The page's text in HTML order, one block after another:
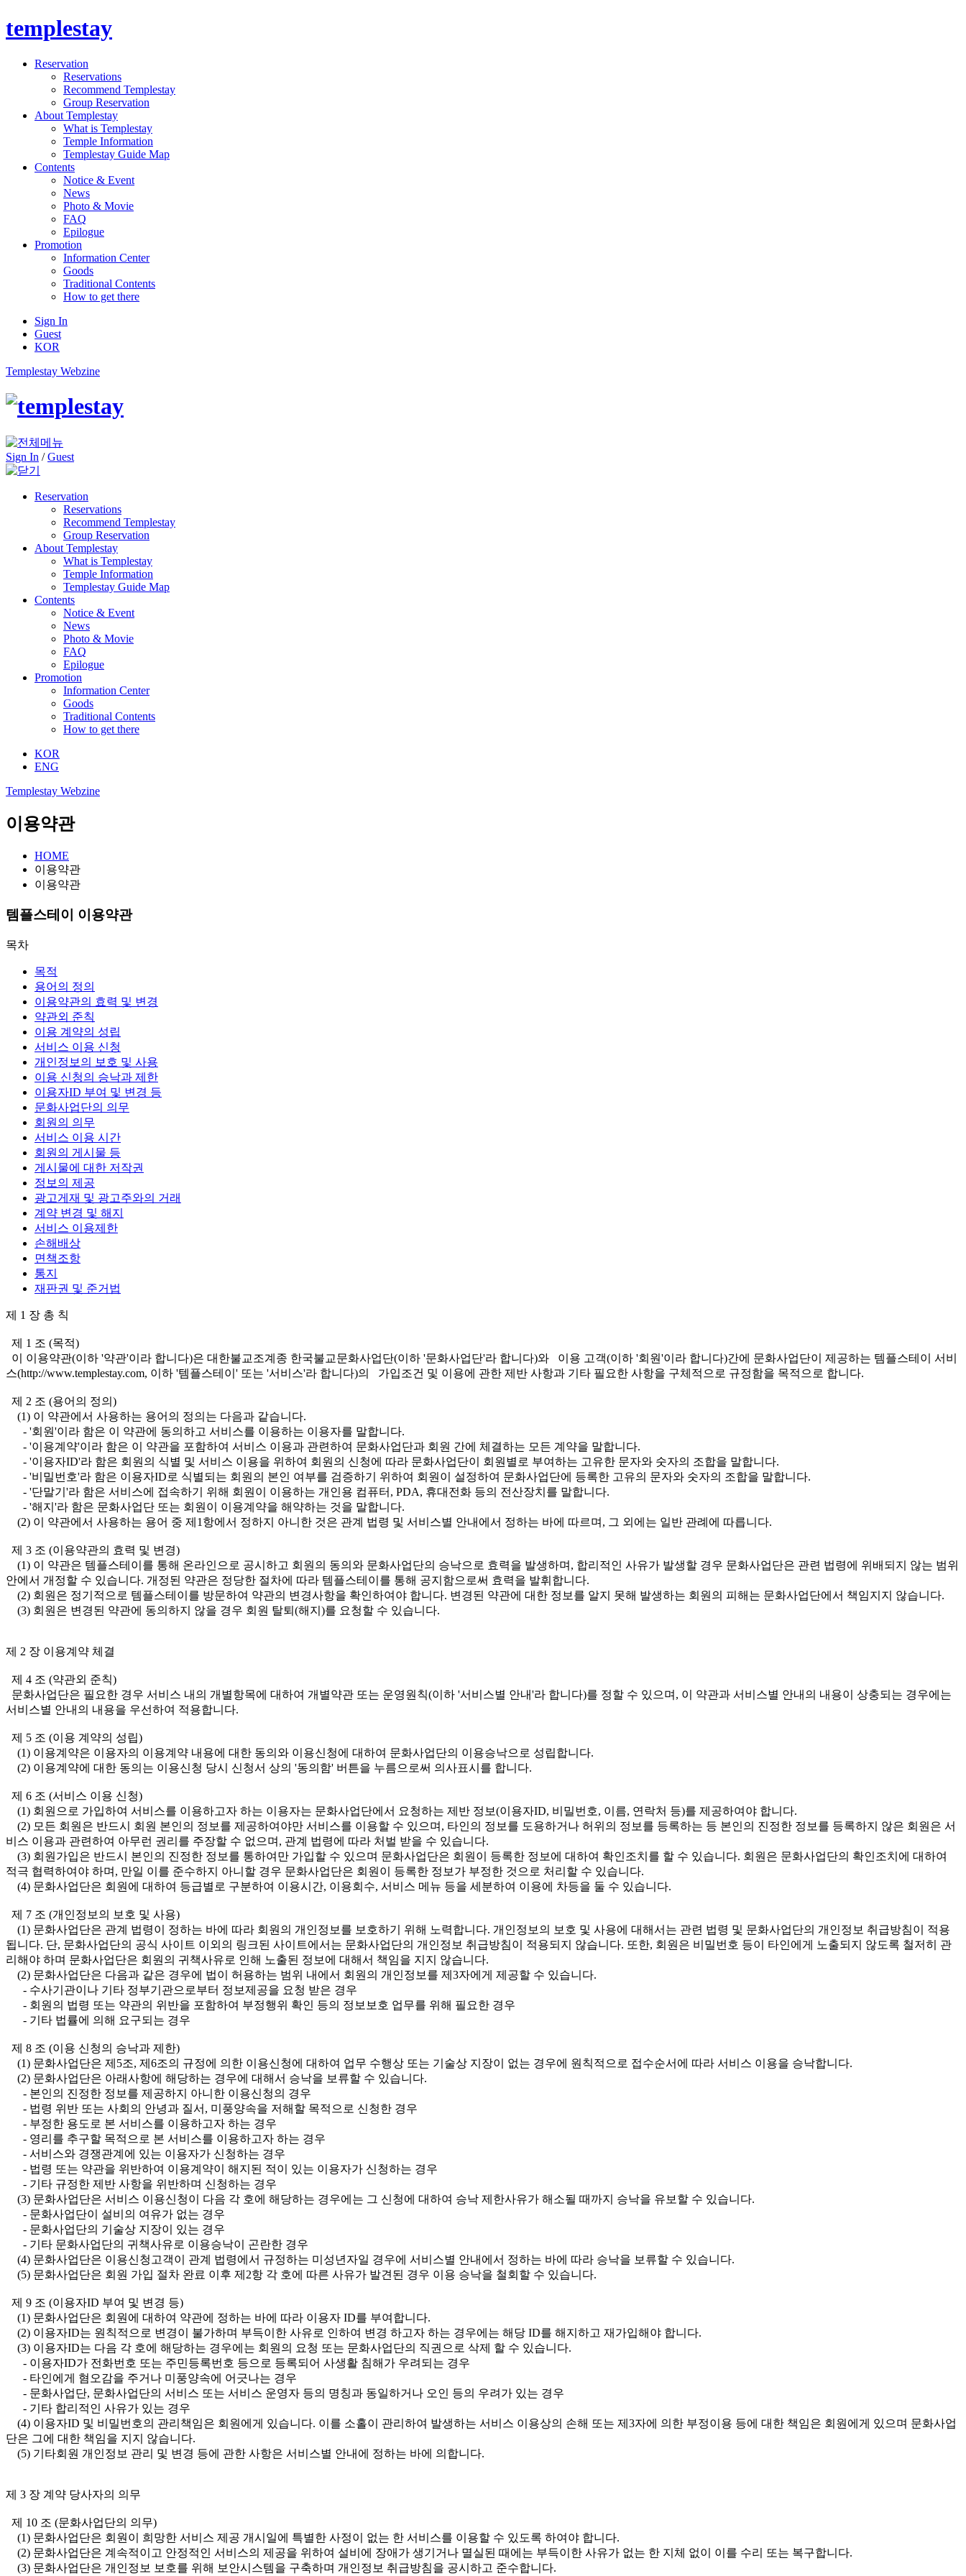
templestay
Reservation
Reservations
Recommend Templestay
Group Reservation
About Templestay
What is Templestay
Temple Information
Templestay Guide Map
Contents
Notice & Event
News
Photo & Movie
FAQ
Epilogue
Promotion
Information Center
Goods
Traditional Contents
How to get there
Sign In
Guest
KOR
Templestay Webzine
Sign In /Guest
Reservation
Reservations
Recommend Templestay
Group Reservation
About Templestay
What is Templestay
Temple Information
Templestay Guide Map
Contents
Notice & Event
News
Photo & Movie
FAQ
Epilogue
Promotion
Information Center
Goods
Traditional Contents
How to get there
KOR
ENG
Templestay Webzine
이용약관
HOME
이용약관
이용약관
템플스테이 이용약관
목차
목적
용어의 정의
이용약관의 효력 및 변경
약관외 준칙
이용 계약의 성립
서비스 이용 신청
개인정보의 보호 및 사용
이용 신청의 승낙과 제한
이용자ID 부여 및 변경 등
문화사업단의 의무
회원의 의무
서비스 이용 시간
회원의 게시물 등
게시물에 대한 저작권
정보의 제공
광고게재 및 광고주와의 거래
계약 변경 및 해지
서비스 이용제한
손해배상
면책조항
통지
재판권 및 준거법
제 1 장 총 칙
제 1 조 (목적)
이 이용약관(이하 '약관'이라 합니다)은 대한불교조계종 한국불교문화사업단(이하 '문화사업단'라 합니다)와 이용 고객(이하 '회원'이라 합니다)간에 문화사업단이 제공하는 템플스테이 서비
스(http://www.templestay.com, 이하 '템플스테이' 또는 '서비스'라 합니다)의 가입조건 및 이용에 관한 제반 사항과 기타 필요한 사항을 구체적으로 규정함을 목적으로 합니다.
제 2 조 (용어의 정의)
(1) 이 약관에서 사용하는 용어의 정의는 다음과 같습니다.
- '회원'이라 함은 이 약관에 동의하고 서비스를 이용하는 이용자를 말합니다.
- '이용계약'이라 함은 이 약관을 포함하여 서비스 이용과 관련하여 문화사업단과 회원 간에 체결하는 모든 계약을 말합니다.
- '이용자ID'라 함은 회원의 식별 및 서비스 이용을 위하여 회원의 신청에 따라 문화사업단이 회원별로 부여하는 고유한 문자와 숫자의 조합을 말합니다.
- '비밀번호'라 함은 이용자ID로 식별되는 회원의 본인 여부를 검증하기 위하여 회원이 설정하여 문화사업단에 등록한 고유의 문자와 숫자의 조합을 말합니다.
- '단말기'라 함은 서비스에 접속하기 위해 회원이 이용하는 개인용 컴퓨터, PDA, 휴대전화 등의 전산장치를 말합니다.
- '해지'라 함은 문화사업단 또는 회원이 이용계약을 해약하는 것을 말합니다.
(2) 이 약관에서 사용하는 용어 중 제1항에서 정하지 아니한 것은 관계 법령 및 서비스별 안내에서 정하는 바에 따르며, 그 외에는 일반 관례에 따릅니다.
제 3 조 (이용약관의 효력 및 변경)
(1) 이 약관은 템플스테이를 통해 온라인으로 공시하고 회원의 동의와 문화사업단의 승낙으로 효력을 발생하며, 합리적인 사유가 발생할 경우 문화사업단은 관련 법령에 위배되지 않는 범위
안에서 개정할 수 있습니다. 개정된 약관은 정당한 절차에 따라 템플스테이를 통해 공지함으로써 효력을 발휘합니다.
(2) 회원은 정기적으로 템플스테이를 방문하여 약관의 변경사항을 확인하여야 합니다. 변경된 약관에 대한 정보를 알지 못해 발생하는 회원의 피해는 문화사업단에서 책임지지 않습니다.
(3) 회원은 변경된 약관에 동의하지 않을 경우 회원 탈퇴(해지)를 요청할 수 있습니다.
제 2 장 이용계약 체결
제 4 조 (약관외 준칙)
문화사업단은 필요한 경우 서비스 내의 개별항목에 대하여 개별약관 또는 운영원칙(이하 '서비스별 안내'라 합니다)를 정할 수 있으며, 이 약관과 서비스별 안내의 내용이 상충되는 경우에는
서비스별 안내의 내용을 우선하여 적용합니다.
제 5 조 (이용 계약의 성립)
(1) 이용계약은 이용자의 이용계약 내용에 대한 동의와 이용신청에 대하여 문화사업단의 이용승낙으로 성립합니다.
(2) 이용계약에 대한 동의는 이용신청 당시 신청서 상의 '동의함' 버튼을 누름으로써 의사표시를 합니다.
제 6 조 (서비스 이용 신청)
(1) 회원으로 가입하여 서비스를 이용하고자 하는 이용자는 문화사업단에서 요청하는 제반 정보(이용자ID, 비밀번호, 이름, 연락처 등)를 제공하여야 합니다.
(2) 모든 회원은 반드시 회원 본인의 정보를 제공하여야만 서비스를 이용할 수 있으며, 타인의 정보를 도용하거나 허위의 정보를 등록하는 등 본인의 진정한 정보를 등록하지 않은 회원은 서
비스 이용과 관련하여 아무런 권리를 주장할 수 없으며, 관계 법령에 따라 처벌 받을 수 있습니다.
(3) 회원가입은 반드시 본인의 진정한 정보를 통하여만 가입할 수 있으며 문화사업단은 회원이 등록한 정보에 대하여 확인조치를 할 수 있습니다. 회원은 문화사업단의 확인조치에 대하여
적극 협력하여야 하며, 만일 이를 준수하지 아니할 경우 문화사업단은 회원이 등록한 정보가 부정한 것으로 처리할 수 있습니다.
(4) 문화사업단은 회원에 대하여 등급별로 구분하여 이용시간, 이용회수, 서비스 메뉴 등을 세분하여 이용에 차등을 둘 수 있습니다.
제 7 조 (개인정보의 보호 및 사용)
(1) 문화사업단은 관계 법령이 정하는 바에 따라 회원의 개인정보를 보호하기 위해 노력합니다. 개인정보의 보호 및 사용에 대해서는 관련 법령 및 문화사업단의 개인정보 취급방침이 적용
됩니다. 단, 문화사업단의 공식 사이트 이외의 링크된 사이트에서는 문화사업단의 개인정보 취급방침이 적용되지 않습니다. 또한, 회원은 비밀번호 등이 타인에게 노출되지 않도록 철저히 관
리해야 하며 문화사업단은 회원의 귀책사유로 인해 노출된 정보에 대해서 책임을 지지 않습니다.
(2) 문화사업단은 다음과 같은 경우에 법이 허용하는 범위 내에서 회원의 개인정보를 제3자에게 제공할 수 있습니다.
- 수사기관이나 기타 정부기관으로부터 정보제공을 요청 받은 경우
- 회원의 법령 또는 약관의 위반을 포함하여 부정행위 확인 등의 정보보호 업무를 위해 필요한 경우
- 기타 법률에 의해 요구되는 경우
제 8 조 (이용 신청의 승낙과 제한)
(1) 문화사업단은 제5조, 제6조의 규정에 의한 이용신청에 대하여 업무 수행상 또는 기술상 지장이 없는 경우에 원칙적으로 접수순서에 따라 서비스 이용을 승낙합니다.
(2) 문화사업단은 아래사항에 해당하는 경우에 대해서 승낙을 보류할 수 있습니다.
- 본인의 진정한 정보를 제공하지 아니한 이용신청의 경우
- 법령 위반 또는 사회의 안녕과 질서, 미풍양속을 저해할 목적으로 신청한 경우
- 부정한 용도로 본 서비스를 이용하고자 하는 경우
- 영리를 추구할 목적으로 본 서비스를 이용하고자 하는 경우
- 서비스와 경쟁관계에 있는 이용자가 신청하는 경우
- 법령 또는 약관을 위반하여 이용계약이 해지된 적이 있는 이용자가 신청하는 경우
- 기타 규정한 제반 사항을 위반하며 신청하는 경우
(3) 문화사업단은 서비스 이용신청이 다음 각 호에 해당하는 경우에는 그 신청에 대하여 승낙 제한사유가 해소될 때까지 승낙을 유보할 수 있습니다.
- 문화사업단이 설비의 여유가 없는 경우
- 문화사업단의 기술상 지장이 있는 경우
- 기타 문화사업단의 귀책사유로 이용승낙이 곤란한 경우
(4) 문화사업단은 이용신청고객이 관계 법령에서 규정하는 미성년자일 경우에 서비스별 안내에서 정하는 바에 따라 승낙을 보류할 수 있습니다.
(5) 문화사업단은 회원 가입 절차 완료 이후 제2항 각 호에 따른 사유가 발견된 경우 이용 승낙을 철회할 수 있습니다.
제 9 조 (이용자ID 부여 및 변경 등)
(1) 문화사업단은 회원에 대하여 약관에 정하는 바에 따라 이용자 ID를 부여합니다.
(2) 이용자ID는 원칙적으로 변경이 불가하며 부득이한 사유로 인하여 변경 하고자 하는 경우에는 해당 ID를 해지하고 재가입해야 합니다.
(3) 이용자ID는 다음 각 호에 해당하는 경우에는 회원의 요청 또는 문화사업단의 직권으로 삭제 할 수 있습니다.
- 이용자ID가 전화번호 또는 주민등록번호 등으로 등록되어 사생활 침해가 우려되는 경우
- 타인에게 혐오감을 주거나 미풍양속에 어긋나는 경우
- 문화사업단, 문화사업단의 서비스 또는 서비스 운영자 등의 명칭과 동일하거나 오인 등의 우려가 있는 경우
- 기타 합리적인 사유가 있는 경우
(4) 이용자ID 및 비밀번호의 관리책임은 회원에게 있습니다. 이를 소홀이 관리하여 발생하는 서비스 이용상의 손해 또는 제3자에 의한 부정이용 등에 대한 책임은 회원에게 있으며 문화사업
단은 그에 대한 책임을 지지 않습니다.
(5) 기타회원 개인정보 관리 및 변경 등에 관한 사항은 서비스별 안내에 정하는 바에 의합니다.
제 3 장 계약 당사자의 의무
제 10 조 (문화사업단의 의무)
(1) 문화사업단은 회원이 희망한 서비스 제공 개시일에 특별한 사정이 없는 한 서비스를 이용할 수 있도록 하여야 합니다.
(2) 문화사업단은 계속적이고 안정적인 서비스의 제공을 위하여 설비에 장애가 생기거나 멸실된 때에는 부득이한 사유가 없는 한 지체 없이 이를 수리 또는 복구합니다.
(3) 문화사업단은 개인정보 보호를 위해 보안시스템을 구축하며 개인정보 취급방침을 공시하고 준수합니다.